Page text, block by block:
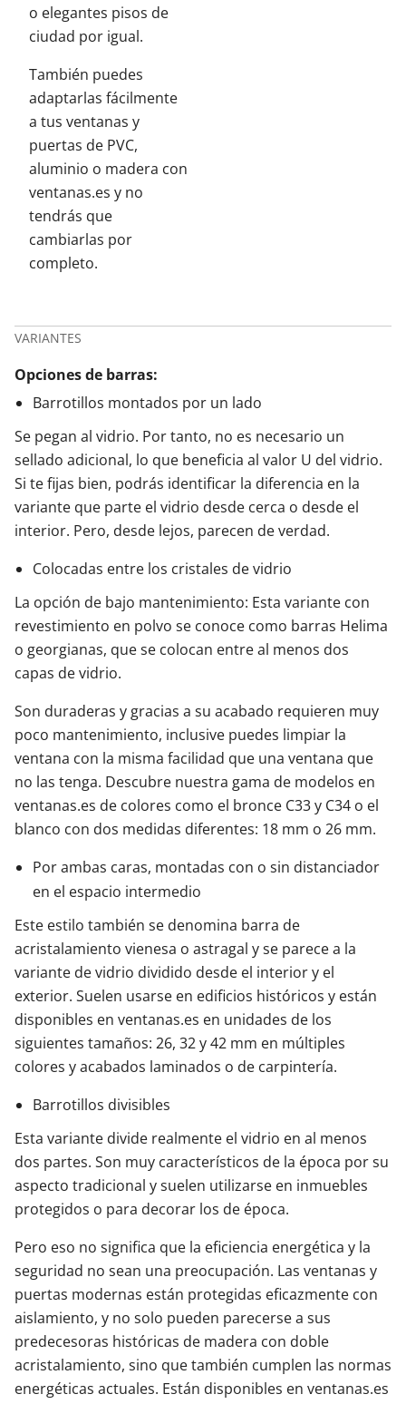
o elegantes pisos de
ciudad por igual.
También puedes
adaptarlas fácilmente
a tus ventanas y
puertas de PVC,
aluminio o madera con
ventanas.es y no
tendrás que
cambiarlas por
completo.
VARIANTES
Opciones de barras:
Barrotillos montados por un lado
Se pegan al vidrio. Por tanto, no es necesario un
sellado adicional, lo que beneficia al valor U del vidrio.
Si te fijas bien, podrás identificar la diferencia en la
variante que parte el vidrio desde cerca o desde el
interior. Pero, desde lejos, parecen de verdad.
Colocadas entre los cristales de vidrio
La opción de bajo mantenimiento: Esta variante con
revestimiento en polvo se conoce como barras Helima
o georgianas, que se colocan entre al menos dos
capas de vidrio.
Son duraderas y gracias a su acabado requieren muy
poco mantenimiento, inclusive puedes limpiar la
ventana con la misma facilidad que una ventana que
no las tenga. Descubre nuestra gama de modelos en
ventanas.es de colores como el bronce C33 y C34 o el
blanco con dos medidas diferentes: 18 mm o 26 mm.
Por ambas caras, montadas con o sin distanciador
en el espacio intermedio
Este estilo también se denomina barra de
acristalamiento vienesa o astragal y se parece a la
variante de vidrio dividido desde el interior y el
exterior. Suelen usarse en edificios históricos y están
disponibles en ventanas.es en unidades de los
siguientes tamaños: 26, 32 y 42 mm en múltiples
colores y acabados laminados o de carpintería.
Barrotillos divisibles
Esta variante divide realmente el vidrio en al menos
dos partes. Son muy característicos de la época por su
aspecto tradicional y suelen utilizarse en inmuebles
protegidos o para decorar los de época.
Pero eso no significa que la eficiencia energética y la
seguridad no sean una preocupación. Las ventanas y
puertas modernas están protegidas eficazmente con
aislamiento, y no solo pueden parecerse a sus
predecesoras históricas de madera con doble
acristalamiento, sino que también cumplen las normas
energéticas actuales. Están disponibles en ventanas.es